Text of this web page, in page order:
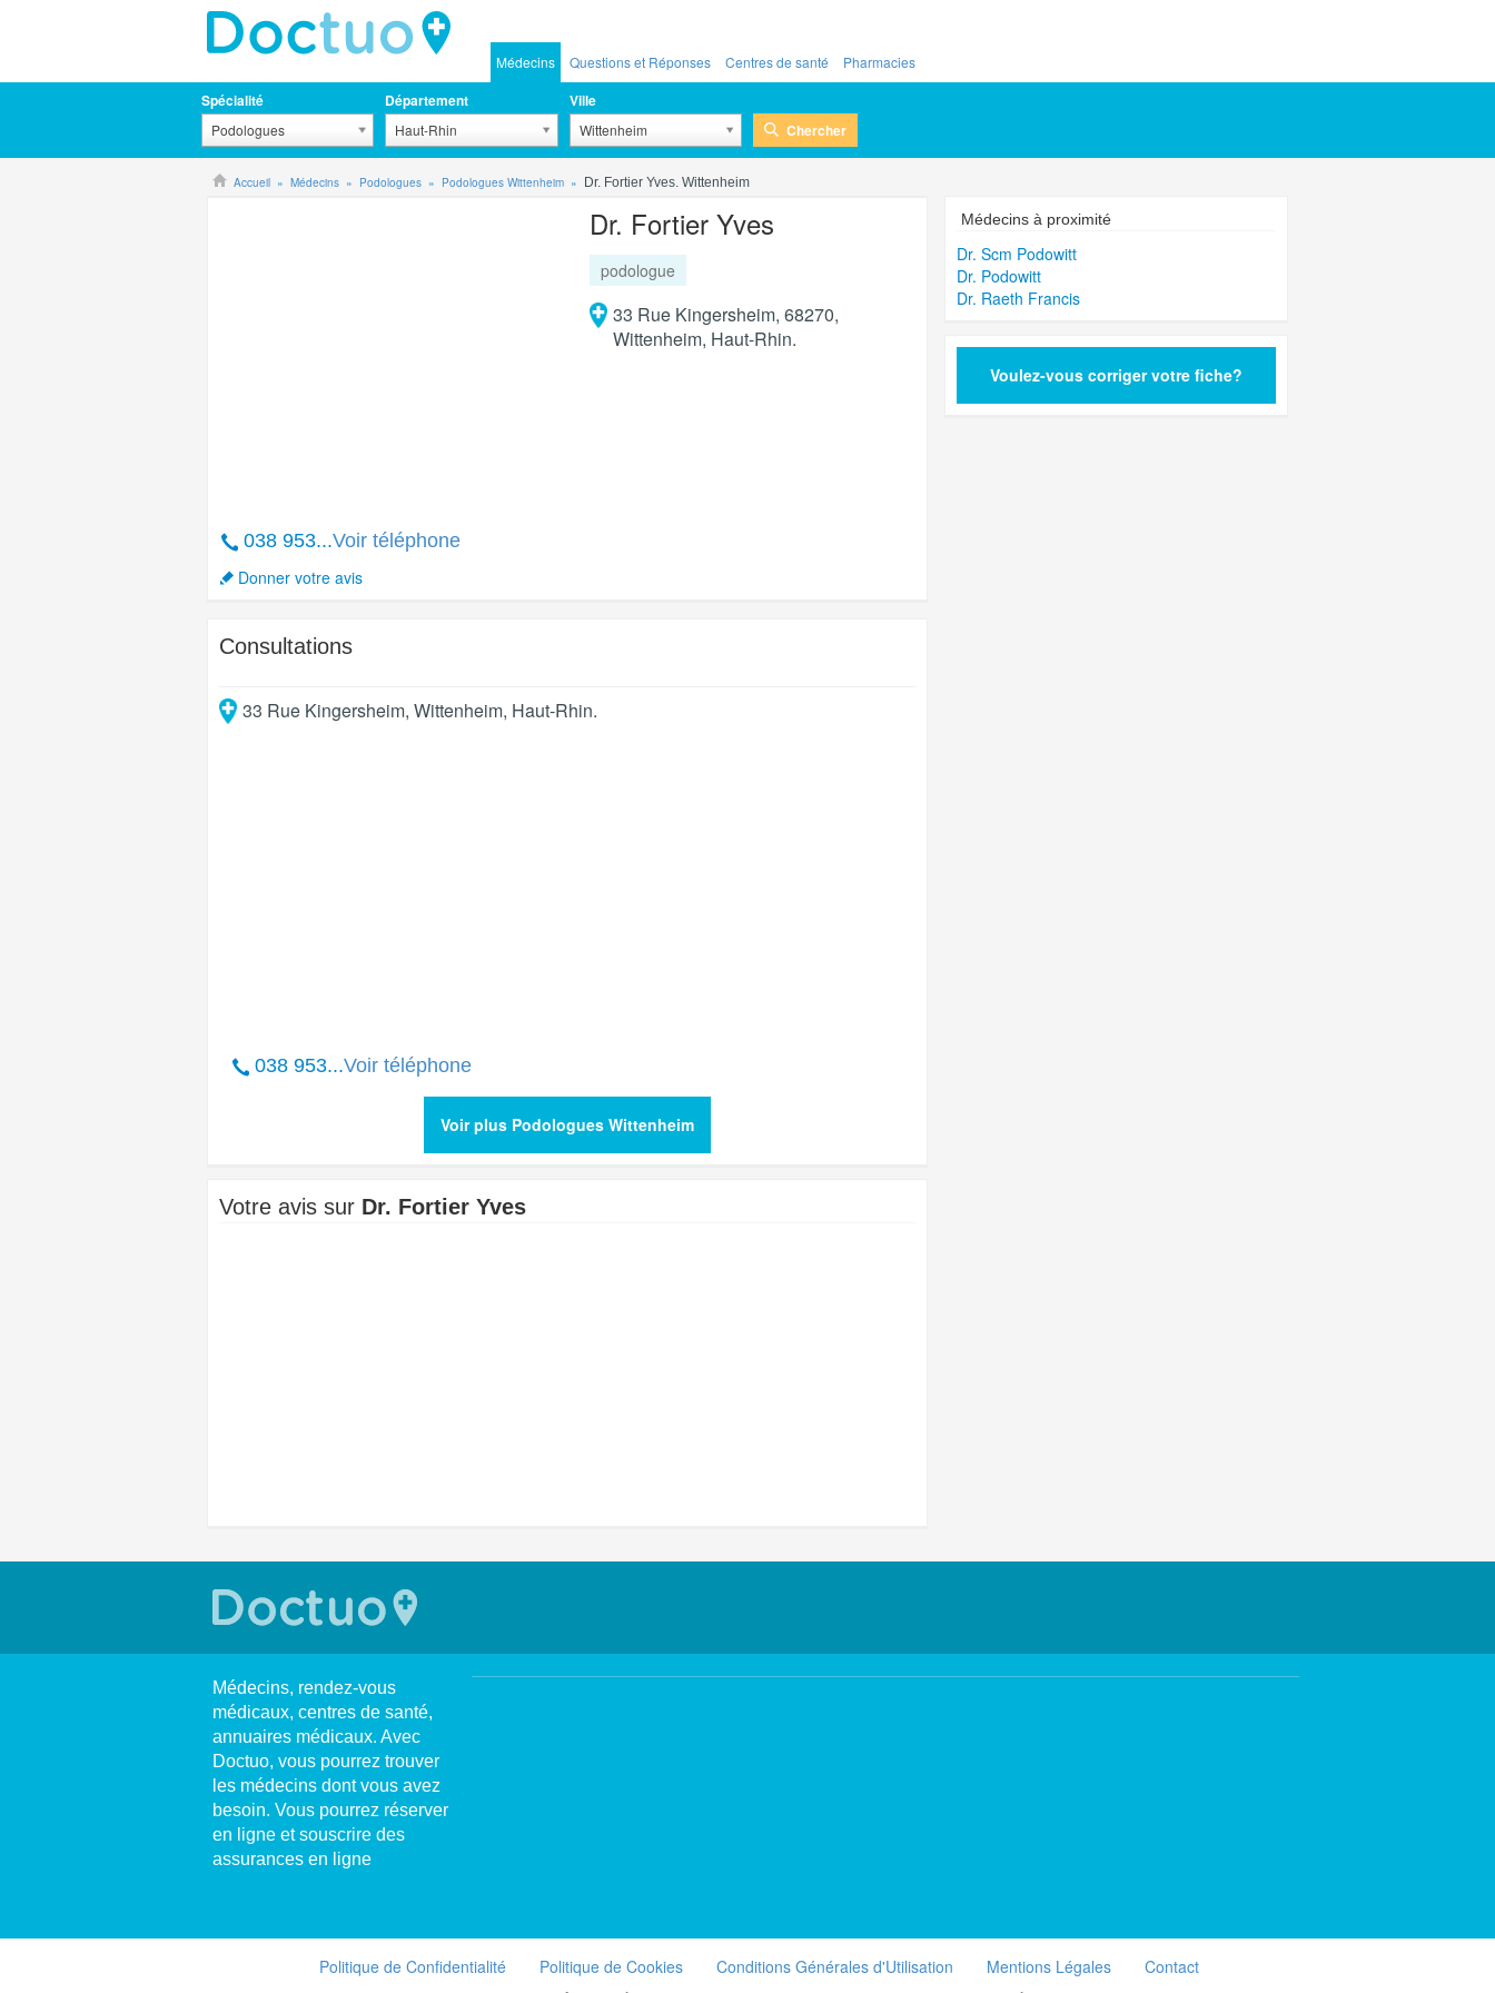
Médecins Questions et Réponses Centres de santé Pharmacies
Spécialité
Podologues
Département
Haut-Rhin
Ville
Wittenheim Chercher
Accueil Médecins Podologues Podologues Wittenheim Dr. Fortier Yves. Wittenheim
038 953...Voir téléphone
Donner votre avis
Dr. Fortier Yves
podologue
33 Rue Kingersheim, 68270,
Wittenheim, Haut-Rhin.
Consultations
33 Rue Kingersheim, Wittenheim, Haut-Rhin.
038 953...Voir téléphone
Voir plus Podologues Wittenheim
Votre avis sur Dr. Fortier Yves
Médecins à proximité
Dr. Scm Podowitt
Dr. Podowitt
Dr. Raeth Francis
Voulez-vous corriger votre fiche?
Médecins, rendez-vous
médicaux, centres de santé,
annuaires médicaux. Avec
Doctuo, vous pourrez trouver
les médecins dont vous avez
besoin. Vous pourrez réserver
en ligne et souscrire des
assurances en ligne
Politique de Confidentialité Politique de Cookies Conditions Générales d'Utilisation Mentions Légales Contact